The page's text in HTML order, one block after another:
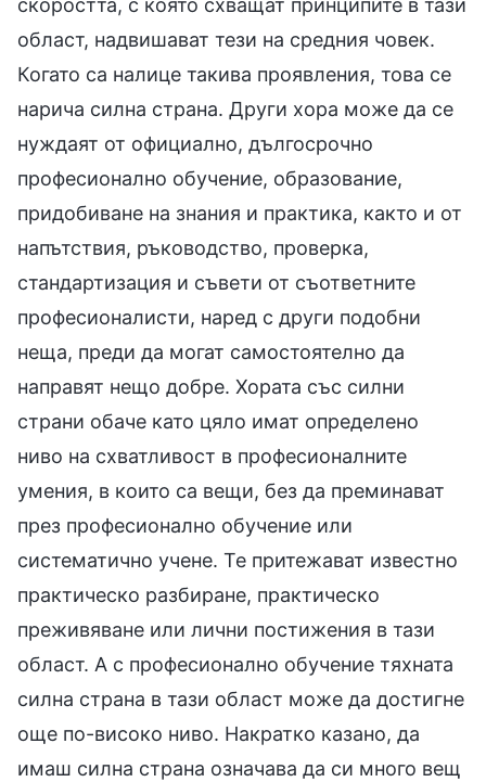
скоростта, с която схващат принципите в тази
област, надвишават тези на средния човек.
Когато са налице такива проявления, това се
нарича силна страна. Други хора може да се
нуждаят от официално, дългосрочно
професионално обучение, образование,
придобиване на знания и практика, както и от
напътствия, ръководство, проверка,
стандартизация и съвети от съответните
професионалисти, наред с други подобни
неща, преди да могат самостоятелно да
направят нещо добре. Хората със силни
страни обаче като цяло имат определено
ниво на схватливост в професионалните
умения, в които са вещи, без да преминават
през професионално обучение или
систематично учене. Те притежават известно
практическо разбиране, практическо
преживяване или лични постижения в тази
област. А с професионално обучение тяхната
силна страна в тази област може да достигне
още по-високо ниво. Накратко казано, да
имаш силна страна означава да си много вещ